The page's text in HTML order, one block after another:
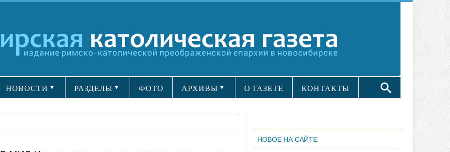
НОВОСТИ РАЗДЕЛЫ ФОТО АРХИВЫ О ГАЗЕТЕ КОНТАКТЫ
НОВОЕ НА САЙТЕ